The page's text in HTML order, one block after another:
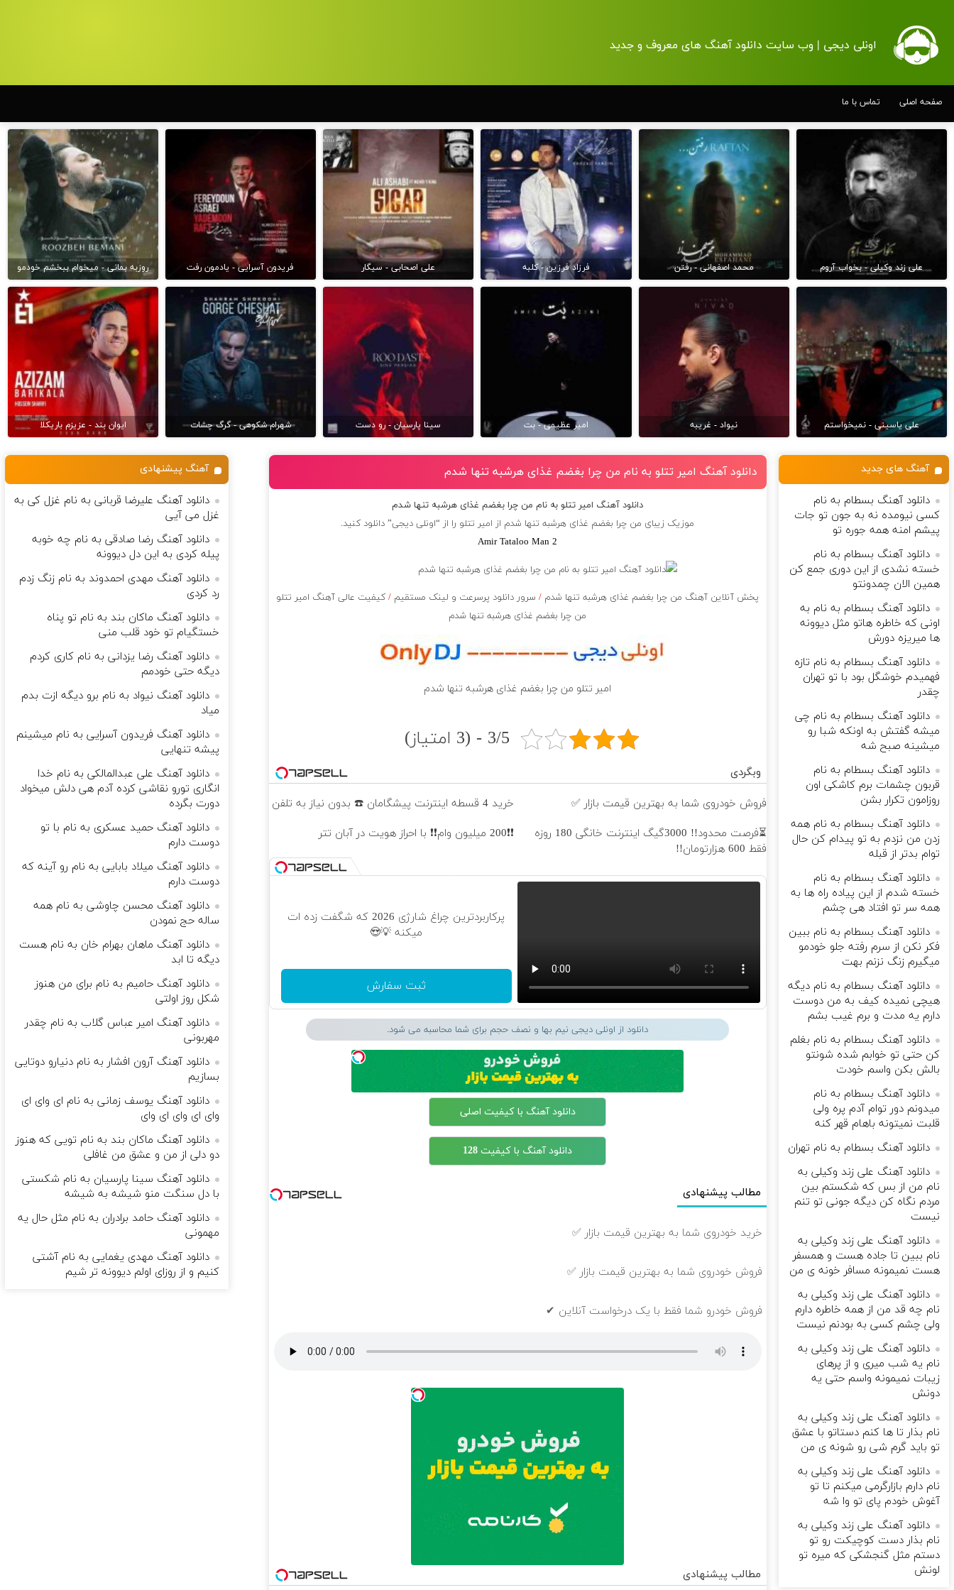
اونلی دیجی | وب سایت دانلود آهنگ های معروف و جدید
صفحه اصلی تماس با ما
علی زند وکیلی - بخواب آروم محمد اصفهانی - رفتن فرزاد فرزین - کلبه علی اصحابی - سیگار فریدون آسرایی - یادمون رفت روزبه بمانی - میخوام ببخشم خودمو
علی یاسینی - نمیخواستم نیواد - غریبه امیر عظیمی - بت سینا پارسیان - رو دست شهرام شکوهی - گرگ چشات ایوان بند - عزیزم باریکلا
دانلود آهنگ امیر تتلو به نام من چرا بغضم غذاى هرشبه تنها شدم
دانلود آهنگ امیر تتلو به نام من چرا بغضم غذاى هرشبه تنها شدم
موزیک زیبای من چرا بغضم غذاى هرشبه تنها شدم از امیر تتلو را از “اونلی دیجی” دانلود کنید.
Amir Tataloo Man 2
پخش آنلاین آهنگ من چرا بغضم غذاى هرشبه تنها شدم /سرور دانلود پرسرعت و لینک مستقیم /کیفیت عالی آهنگ امیر تتلو
من چرا بغضم غذاى هرشبه تنها شدم
امیر تتلو من چرا بغضم غذاى هرشبه تنها شدم
3/5 - (3 امتیاز)
وبگردی
فروش خودروی شما به بهترین قیمت بازار ✅
خرید 4 قسطه اینترنت پیشگامان ☎️ بدون نیاز به تلفن
⏳فرصت محدود!! 3000گیگ اینترنت خانگی 180 روزه
فقط 600 هزارتومان!!
❗❗200 میلیون وام❗❗ با احراز هویت در آبان تتر
پرکاربردترین چراغ شارژی 2026 که شگفت زده ات
میکنه 💡😍
ثبت سفارش
دانلود از اونلی دیجی نیم بها و نصف حجم برای شما محاسبه می شود.
دانلود آهنگ با کیفیت اصلی
دانلود آهنگ با کیفیت 128
مطالب پیشنهادی
خرید خودروی شما به بهترین قیمت بازار ✅
فروش خودروی شما به بهترین قیمت بازار ✅
فروش خودرو شما فقط با یک درخواست آنلاین ✔
مطالب پیشنهادی
آهنگ های جدید
دانلود آهنگ بسطام به نام
کسی نیومده نه به جون تو جات
پیشم امنه همه جوره تو
دانلود آهنگ بسطام به نام
خسته نشدی از این دوری جمع کن
همین الان چمدونتو
دانلود آهنگ بسطام به نام به
اونی که خاطره هاتو مثل دیوونه
ها میریزه دورش
دانلود آهنگ بسطام به نام تازه
فهمیدم خوشگل بود با تو تهران
چقدر
دانلود آهنگ بسطام به نام چی
میشه گفتش به اونکه شبا رو
میشینه صبح شه
دانلود آهنگ بسطام به نام
قربون چشمات برم کاشکی اون
روزامون تکرار بشن
دانلود آهنگ بسطام به نام همه
زدن من نزدم به تو پیدام کن حال
توام بدتر از قبله
دانلود آهنگ بسطام به نام
خسته شدم از این پیاده راه ها به
همه سر تو افتاد هی چشم
دانلود آهنگ بسطام به نام ببین
فکر نکن از سرم رفته جلو خودمو
میگیرم زنگ نزنم بهت
دانلود آهنگ بسطام به نام دیگه
هیچی نمیده کیف به من دوست
دارم یه مدت و برم غیب بشم
دانلود آهنگ بسطام به نام بغلم
کن حتی تو خوابم شده شونتو
بالش بکن واسم خودت
دانلود آهنگ بسطام به نام
میدونم دور توام آدم پره ولی
قلبت نمیتونه باهام قهر کنه
دانلود آهنگ بسطام به نام تهران
دانلود آهنگ علی زند وکیلی به
نام من از بس كه شكستم بین
مردم نگاه كن دیگه جونى تو تنم
نیست
دانلود آهنگ علی زند وکیلی به
نام ببین تا جاده هست و همسفر
هست نمیمونه مسافر خونه ی من
دانلود آهنگ علی زند وکیلی به
نام چه قد من از همه خاطره دارم
ولی چشم كسی به بودنم نیست
دانلود آهنگ علی زند وکیلی به
نام یه شب میرى و از پرهای
زيبات نمیمونه واسم حتی یه
دونش
دانلود آهنگ علی زند وکیلی به
نام بذار تا ها كنم دستاتو با عشق
تو باید گرم شی رو شونه ى من
دانلود آهنگ علی زند وکیلی به
نام دارم بازارگرمی میكنم تا تو
آغوش خودم پای تو وا شه
دانلود آهنگ علی زند وکیلی به
نام بذار دست كوچیكت رو تو
دستم مثل گنجشكی كه میره تو
لونش
آهنگ پیشنهادی
دانلود آهنگ علیرضا قربانی به نام غزل کی به
غزل می آیی
دانلود آهنگ رضا صادقی به نام چه خوبه
پیله کردی به این دل دیوونه
دانلود آهنگ مهدی احمدوند به نام زنگ زدم
رد کردی
دانلود آهنگ ماکان بند به نام تو پناه
خستگیام تو خود قلب منی
دانلود آهنگ رضا یزدانی به نام کاری کردم
دیگه حتی خودمم
دانلود آهنگ نیواد به نام ﺑﺮو دﻳﮕﻪ ازت ﺑﺪم
ﻣﻴﺎد
دانلود آهنگ فریدون آسرایی به نام میشینم
پیشه تنهایی
دانلود آهنگ علی عبدالمالکی به نام خدا
انگاری تورو نقاشی کرده آدم هی دلش میخواد
دورت بگرده
دانلود آهنگ حمید عسکری به نام با تو
دوست دارم
دانلود آهنگ میلاد بابایی به نام رو آینه که
دوست دارم
دانلود آهنگ محسن چاوشی به نام همه
ساله حج نمودن
دانلود آهنگ ماهان بهرام خان به نام هست
دیگه تا ابد
دانلود آهنگ حامیم به نام ﺑﺮای ﻣﻦ ﻫﻨﻮز
ﺷﻜﻞ روز اوﻟﺘﻰ
دانلود آهنگ امیر عباس گلاب به نام چقدر
مهربونی
دانلود آهنگ آرون افشار به نام دنیارو دوتایی
بسازیم
دانلود آهنگ یوسف زمانی به نام ای وای ای
وای ای وای ای وای
دانلود آهنگ ماکان بند به نام تویی که هنوز
دو دلی از من و عشق من غافلی
دانلود آهنگ سینا پارسیان به نام شکستی
با دل سنگت منو شیشه به شیشه
دانلود آهنگ حامد برادران به نام مثل حال یه
مهمونی
دانلود آهنگ مهدی یغمایی به نام آشتی
کنیم و از روزای اولم دیوونه تر شیم